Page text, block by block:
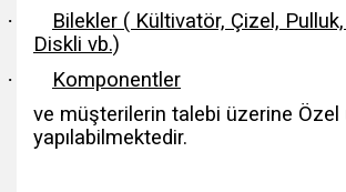
·
Bilekler ( Kültivatör, Çizel, Pulluk,
Diskli vb.)
·
Komponentler
ve müşterilerin talebi üzerine Özel
yapılabilmektedir.